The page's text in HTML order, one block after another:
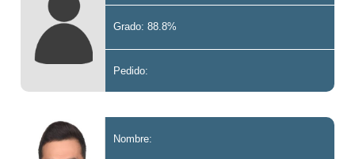
Grado: 88.8%
Pedido:
Nombre: